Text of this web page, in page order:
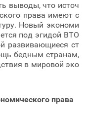
выводы, что источ
права имеют с
Новый экономи
под эгидой ВТО
развивающиеся ст
бедным странам,
в мировой эко
права